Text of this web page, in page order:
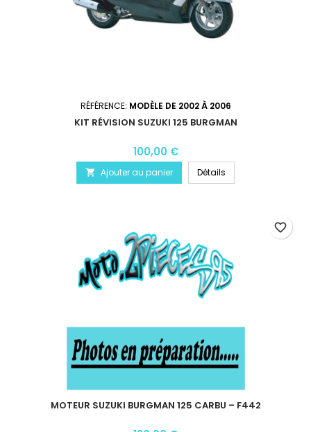
RÉFÉRENCE: MODÈLE DE 2002 À 2006
KIT RÉVISION SUZUKI 125 BURGMAN
100,00 €
 Ajouter au panier Détails
MOTEUR SUZUKI BURGMAN 125 CARBU – F442
favorite_border